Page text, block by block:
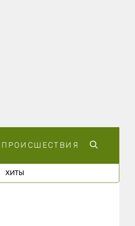
ПРОИСШЕСТВИЯ
ХИТЫ